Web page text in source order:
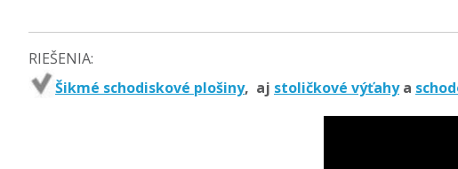
RIEŠENIA:
Šikmé schodiskové plošiny, aj stoličkové výťahya